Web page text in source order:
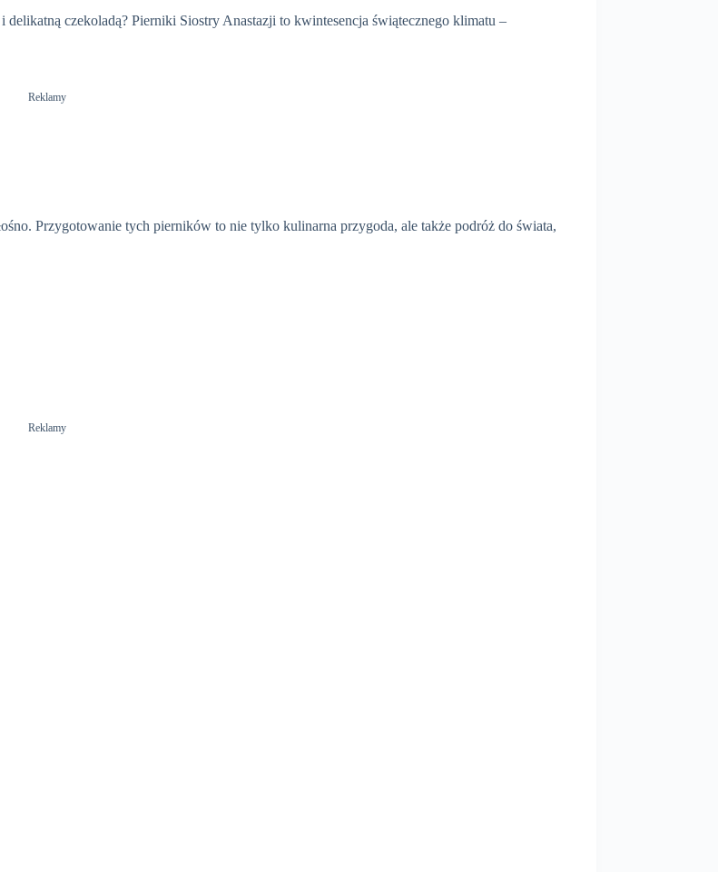
V
i
czekoladą? Pierniki Siostry Anastazji to kwintesencja świątecznego klimatu –
Reklamy
Przygotowanie tych pierników to nie tylko kulinarna przygoda, ale także podróż do świata,
Reklamy